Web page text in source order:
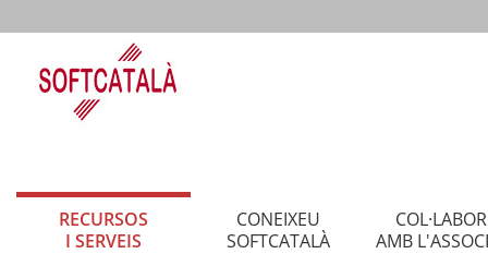
RECURSOS
I SERVEIS
CONEIXEU
SOFTCATALÀ
AMB